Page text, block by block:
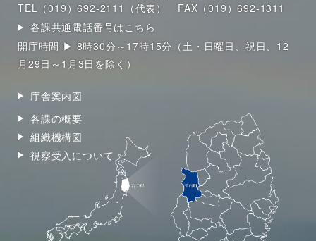
TEL（019）692-2111（代表）
FAX（019）692-1311
各課共通電話番号はこちら
開庁時間 ▶ 8時30分～17時15分（土・日曜日、祝日、12
月29日～1月3日を除く）
庁舎案内図
各課の概要
組織機構図
視察受入について